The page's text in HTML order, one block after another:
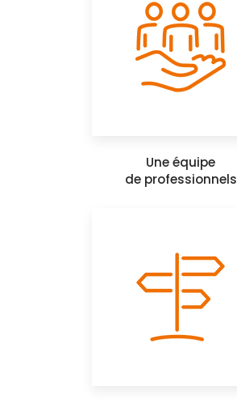
Une équipe
de professionnels